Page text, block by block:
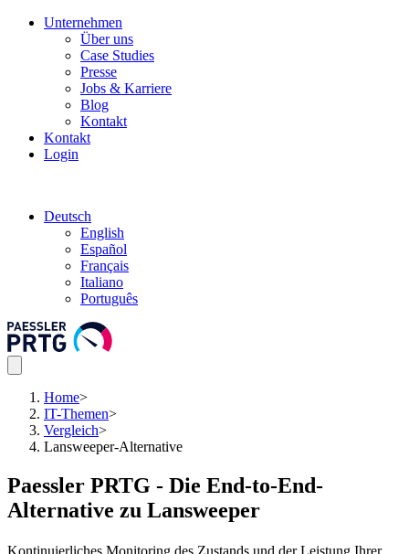
Unternehmen
Über uns
Case Studies
Presse
Jobs & Karriere
Blog
Kontakt
Kontakt
Login
Deutsch
English
Español
Français
Italiano
Português
Home>
IT-Themen>
Vergleich>
Lansweeper-Alternative
Paessler PRTG - Die End-to-End-
Alternative zu Lansweeper
Kontinuierliches Monitoring des Zustands und der Leistung Ihrer